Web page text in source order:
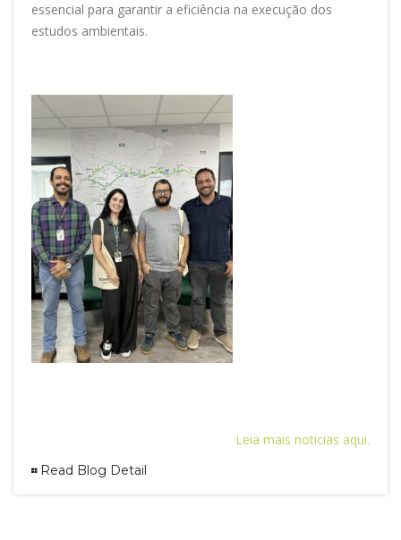
essencial para garantir a eficiência na execução dos
estudos ambientais.
Leia mais noticias aqui.
Read Blog Detail